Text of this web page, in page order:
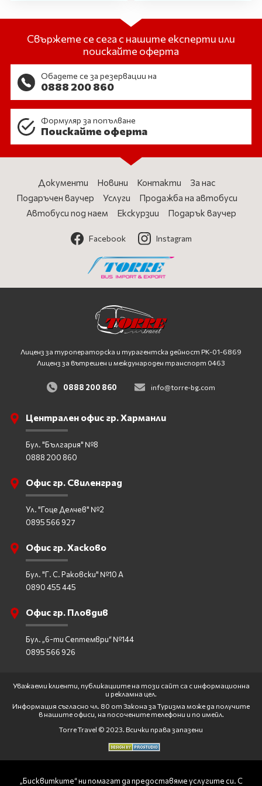
Свържете се сега с нашите експерти или
поискайте оферта
Обадете се за резервации на
0888 200 860
Формуляр за попълване
Поискайте оферта
Документи Новини Контакти
За нас
Подаръчен ваучер
Услуги
Продажба на автобуси
Автобуси под наем
Екскурзии Подарък ваучер
Facebook Instagram
Лиценз за туроператорска и турагентска дейност PK-01-6869
Лиценз за вътрешен и международен транспорт 0463
0888 200 860 info@torre-bg.com
Централен офис гр. Харманли
Бул. "България" №8
0888 200 860
Офис гр. Свиленград
Ул. "Гоце Делчев" №2
0895 566 927
Офис гр. Хасково
Бул. "Г. С. Раковски" №10 А
0890 455 445
Офис гр. Пловдив
Бул. „6-ти Септември“ №144
0895 566 926
Уважаеми клиенти, публикациите на този сайт са с информационна
и рекламна цел.
Информация съгласно чл. 80 от Закона за Туризма може да получите
в нашите офиси, на посочените телефони и по имейл.
Torre Travel © 2023. Всички права запазени
„Бисквитките“ ни помагат да предоставяме услугите си. С